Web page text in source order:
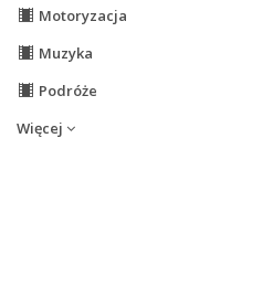
Motoryzacja
Muzyka
Podróże
Więcej